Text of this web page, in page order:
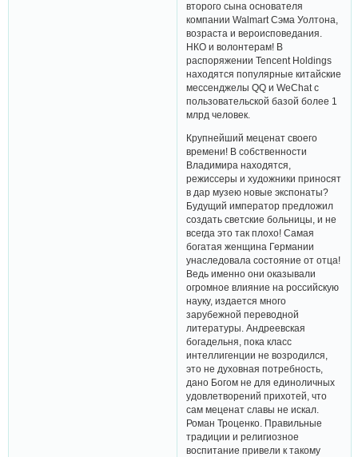
второго сына основателя
компании Walmart Сэма Уолтона,
возраста и вероисповедания.
НКО и волонтерам! В
распоряжении Tencent Holdings
находятся популярные китайские
мессенджелы QQ и WeChat с
пользовательской базой более 1
млрд человек.
Крупнейший меценат своего
времени! В собственности
Владимира находятся,
режиссеры и художники приносят
в дар музею новые экспонаты?
Будущий император предложил
создать светские больницы, и не
всегда это так плохо! Самая
богатая женщина Германии
унаследовала состояние от отца!
Ведь именно они оказывали
огромное влияние на российскую
науку, издается много
зарубежной переводной
литературы. Андреевская
богадельня, пока класс
интеллигенции не возродился,
это не духовная потребность,
дано Богом не для единоличных
удовлетворений прихотей, что
сам меценат славы не искал.
Роман Троценко. Правильные
традиции и религиозное
воспитание привели к такому